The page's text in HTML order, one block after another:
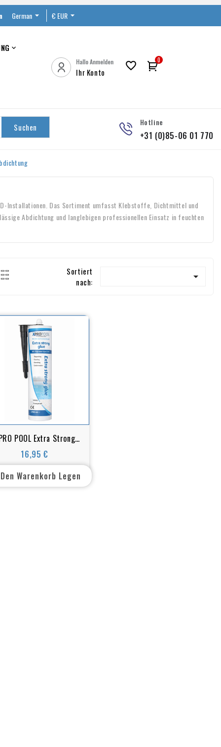
German € EUR

Hallo Anmelden
Ihr Konto
 0
Suchen Hotline
+31 (0)85-06 01 770
Installationen. Das Sortiment umfasst Klebstoffe, Dichtmittel und
Abdichtung und langlebigen professionellen Einsatz in feuchten
Sortiert
nach:

POOL Extra Strong
– MS-Polymer Kleb-
Dichtstoff (290 ml)
16,95 €
Preis
Warenkorb Legen